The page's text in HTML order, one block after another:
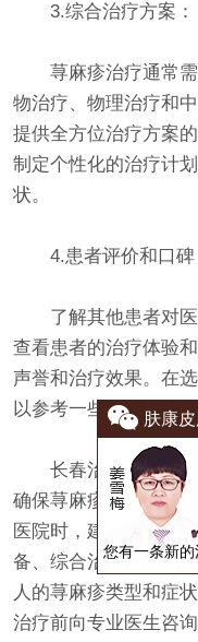
3.综合治疗方案：
荨麻疹治疗通常需
物治疗、物理治疗和
提供全方位治疗方案
制定个性化的治疗计
状。
4.患者评价和口碑
了解其他患者对医
查看患者的治疗体验
声誉和治疗效果。在
以参考一些优质的医
长春治疗荨麻疹哪
确保荨麻疹治疗成功
医院时，建议关注医
备、综合治疗方案以
人的荨麻疹类型和症
治疗前向专业医生咨
肤康
您有一条新的